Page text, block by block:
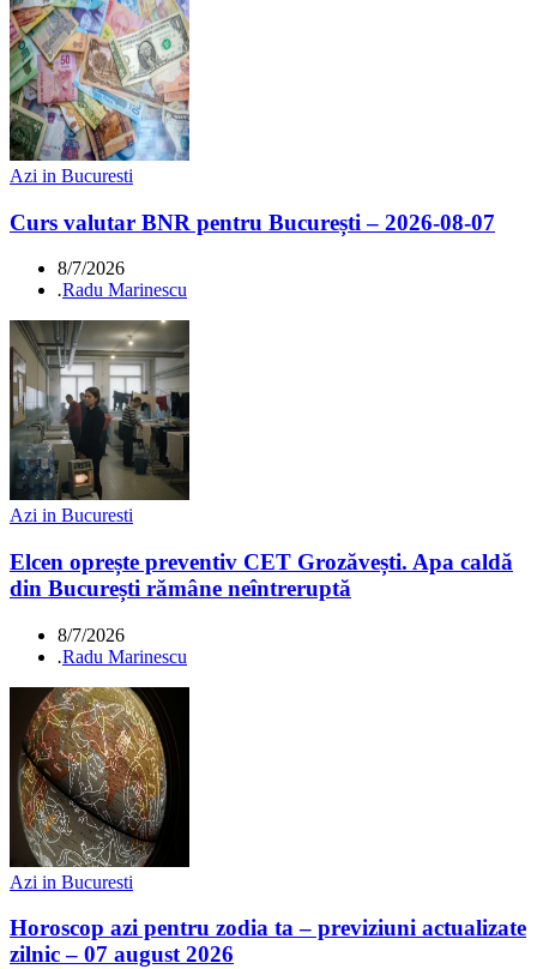
Azi in Bucuresti
Curs valutar BNR pentru București – 2026-08-07
8/7/2026
.Radu Marinescu
Azi in Bucuresti
Elcen oprește preventiv CET Grozăvești. Apa caldă
din București rămâne neîntreruptă
8/7/2026
.Radu Marinescu
Azi in Bucuresti
Horoscop azi pentru zodia ta – previziuni actualizate
zilnic – 07 august 2026